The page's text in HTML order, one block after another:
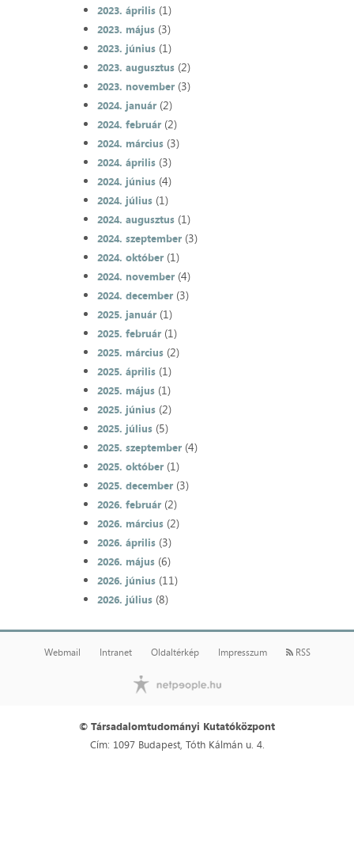
2023. április(1)
2023. május(3)
2023. június(1)
2023. augusztus(2)
2023. november(3)
2024. január(2)
2024. február(2)
2024. március(3)
2024. április(3)
2024. június(4)
2024. július(1)
2024. augusztus(1)
2024. szeptember(3)
2024. október(1)
2024. november(4)
2024. december(3)
2025. január(1)
2025. február(1)
2025. március(2)
2025. április(1)
2025. május(1)
2025. június(2)
2025. július(5)
2025. szeptember(4)
2025. október(1)
2025. december(3)
2026. február(2)
2026. március(2)
2026. április(3)
2026. május(6)
2026. június(11)
2026. július(8)
Webmail Intranet Oldaltérkép Impresszum RSS
© Társadalomtudományi Kutatóközpont
Cím: 1097 Budapest, Tóth Kálmán u. 4.